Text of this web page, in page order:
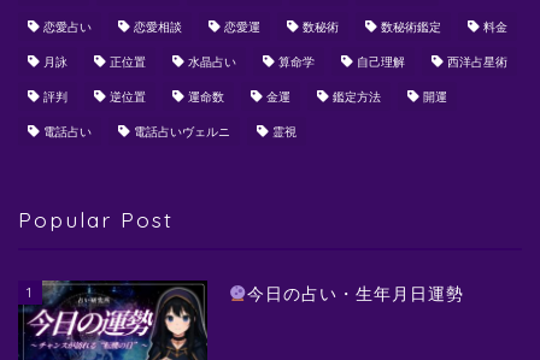
恋愛占い 恋愛相談 恋愛運 数秘術 数秘術鑑定 料金
月詠 正位置 水晶占い 算命学 自己理解 西洋占星術
評判 逆位置 運命数 金運 鑑定方法 開運
電話占い 電話占いヴェルニ 霊視
Popular Post
1 今日の占い・生年月日運勢